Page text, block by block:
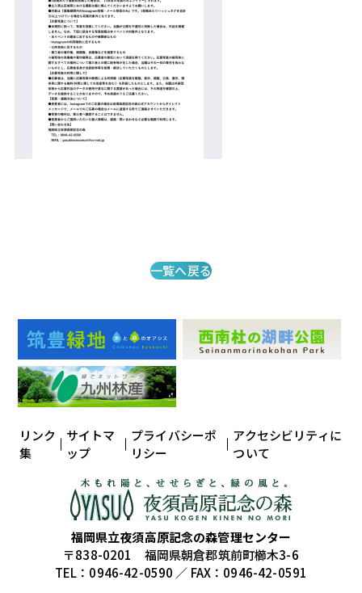
一覧へ戻る
リンク
集
サイトマ
ップ
プライバシーポ
リシー
アクセシビリティに
ついて
福岡県立夜須高原記念の森管理センター
〒838-0201 福岡県朝倉郡筑前町櫛木3-6
TEL：0946-42-0590 ／ FAX：0946-42-0591